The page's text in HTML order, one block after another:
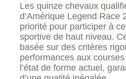
Les quinze chevaux
d’Amérique Legend Race
priorité pour participer à
sportive de haut niveau.
basée sur des critères
performances aux
l’état de forme actuel,